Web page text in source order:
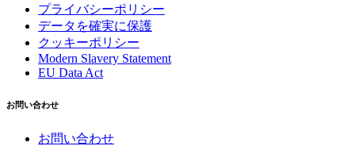
プライバシーポリシー
データを確実に保護
クッキーポリシー
Modern Slavery Statement
EU Data Act
お問い合わせ
お問い合わせ